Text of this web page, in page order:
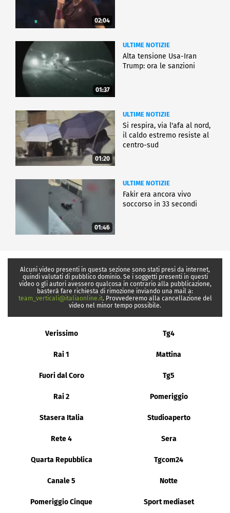
02:04
01:37
ULTIME NOTIZIE
Alta tensione Usa-Iran
Trump: ora le sanzioni
01:20
ULTIME NOTIZIE
Si respira, via l'afa al nord,
il caldo estremo resiste al
centro-sud
01:46
ULTIME NOTIZIE
Fakir era ancora vivo
soccorso in 33 secondi
Alcuni video presenti in questa sezione sono stati presi da internet,
quindi valutati di pubblico dominio. Se i soggetti presenti in questi
video o gli autori avessero qualcosa in contrario alla pubblicazione,
basterà fare richiesta di rimozione inviando una mail a:
team_verticali@italiaonline.it. Provvederemo alla cancellazione del
video nel minor tempo possibile.
Verissimo Tg4
Rai 1 Mattina
Fuori dal Coro Tg5
Rai 2 Pomeriggio
Stasera Italia Studioaperto
Rete 4 Sera
Quarta Repubblica Tgcom24
Canale 5 Notte
Pomeriggio Cinque Sport mediaset